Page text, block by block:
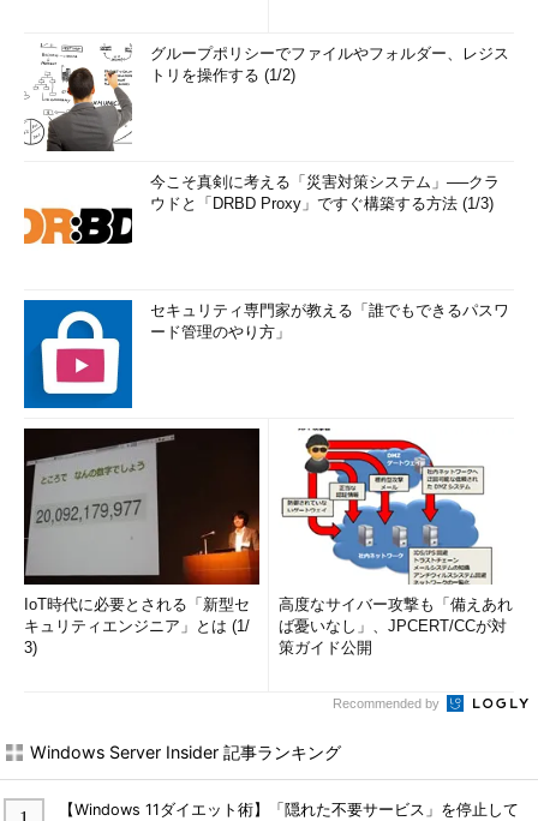
グループポリシーでファイルやフォルダー、レジス
トリを操作する (1/2)
今こそ真剣に考える「災害対策システム」──クラ
ウドと「DRBD Proxy」ですぐ構築する方法 (1/3)
セキュリティ専門家が教える「誰でもできるパスワ
ード管理のやり方」
IoT時代に必要とされる「新型セ
キュリティエンジニア」とは (1/
3)
高度なサイバー攻撃も「備えあれ
ば憂いなし」、JPCERT/CCが対
策ガイド公開
Recommended by
Windows Server Insider 記事ランキング
【Windows 11ダイエット術】「隠れた不要サービス」を停止して